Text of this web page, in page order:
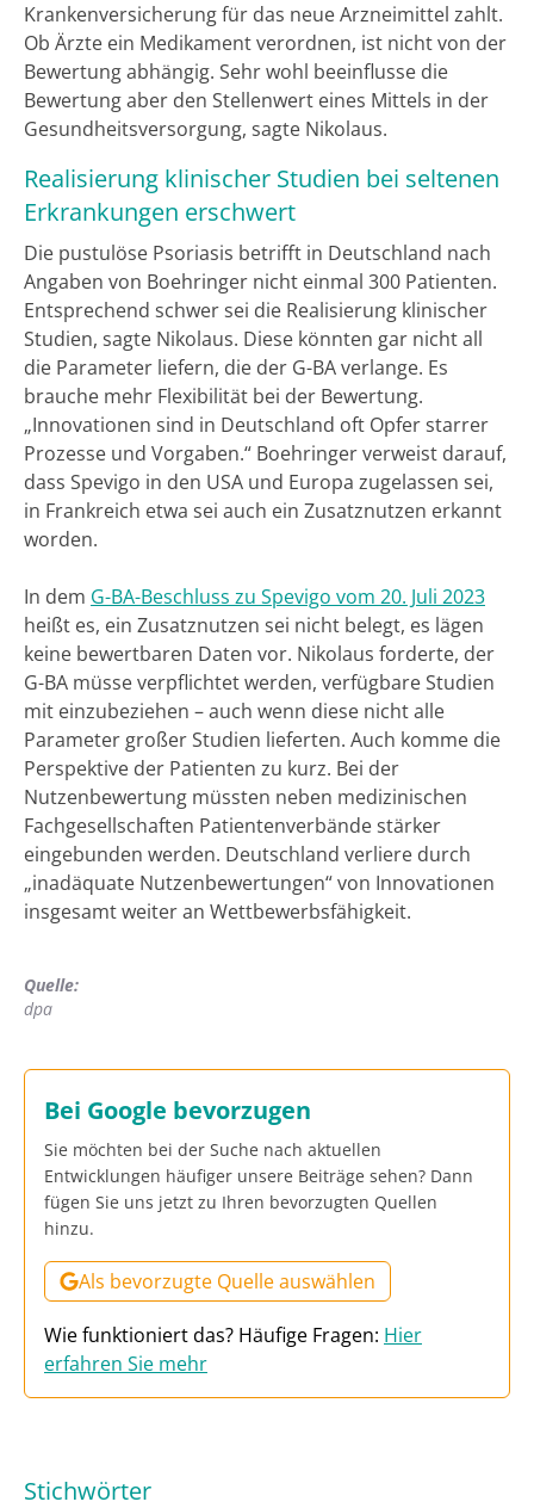
Krankenversicherung für das neue Arzneimittel zahlt.
Ob Ärzte ein Medikament verordnen, ist nicht von der
Bewertung abhängig. Sehr wohl beeinflusse die
Bewertung aber den Stellenwert eines Mittels in der
Gesundheitsversorgung, sagte Nikolaus.
Realisierung klinischer Studien bei seltenen
Erkrankungen erschwert
Die pustulöse Psoriasis betrifft in Deutschland nach
Angaben von Boehringer nicht einmal 300 Patienten.
Entsprechend schwer sei die Realisierung klinischer
Studien, sagte Nikolaus. Diese könnten gar nicht all
die Parameter liefern, die der G-BA verlange. Es
brauche mehr Flexibilität bei der Bewertung.
„Innovationen sind in Deutschland oft Opfer starrer
Prozesse und Vorgaben.“ Boehringer verweist darauf,
dass Spevigo in den USA und Europa zugelassen sei,
in Frankreich etwa sei auch ein Zusatznutzen erkannt
worden.
In dem G-BA-Beschluss zu Spevigo vom 20. Juli 2023
heißt es, ein Zusatznutzen sei nicht belegt, es lägen
keine bewertbaren Daten vor. Nikolaus forderte, der
G-BA müsse verpflichtet werden, verfügbare Studien
mit einzubeziehen – auch wenn diese nicht alle
Parameter großer Studien lieferten. Auch komme die
Perspektive der Patienten zu kurz. Bei der
Nutzenbewertung müssten neben medizinischen
Fachgesellschaften Patientenverbände stärker
eingebunden werden. Deutschland verliere durch
„inadäquate Nutzenbewertungen“ von Innovationen
insgesamt weiter an Wettbewerbsfähigkeit.
Quelle:
dpa
Bei Google bevorzugen
Sie möchten bei der Suche nach aktuellen
Entwicklungen häufiger unsere Beiträge sehen? Dann
fügen Sie uns jetzt zu Ihren bevorzugten Quellen
hinzu.
Als bevorzugte Quelle auswählen
Wie funktioniert das? Häufige Fragen: Hier
erfahren Sie mehr
Stichwörter